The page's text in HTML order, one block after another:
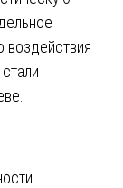
воздействия